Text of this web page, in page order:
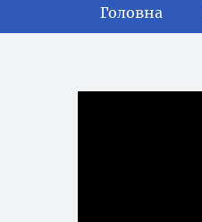
Головна